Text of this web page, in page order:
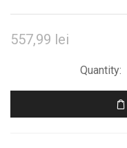
557,99 lei